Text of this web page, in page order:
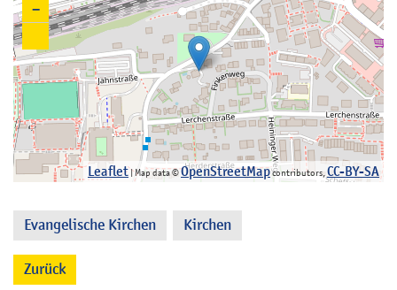
−
Leaflet| Map data ©OpenStreetMapcontributors, CC-BY-SA
Evangelische Kirchen Kirchen
Zurück